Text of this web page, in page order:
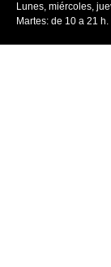
Lunes, miércoles,
Martes: de 10 a 21